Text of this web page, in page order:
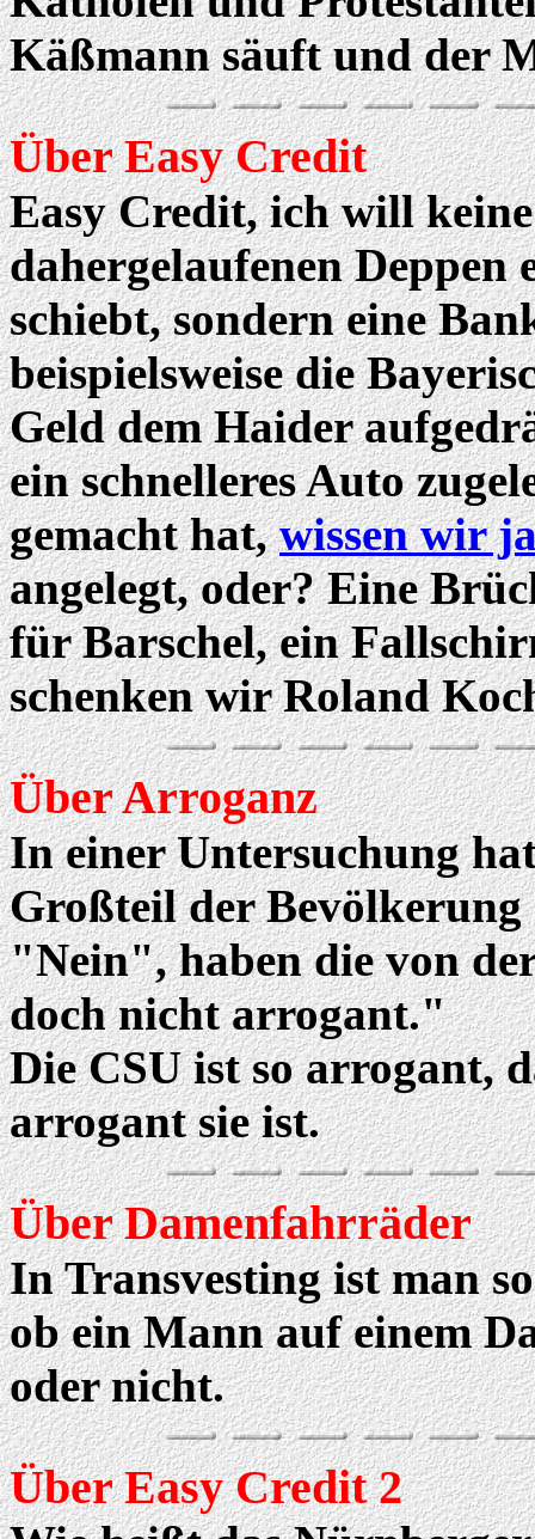
Käßmann säuft und der
Über Easy Credit
Easy Credit, ich will
dahergelaufenen
schiebt, sondern eine
beispielsweise die
Geld dem Haider
ein schnelleres Auto
gemacht hat,wissen wir
angelegt, oder? Eine
für Barschel, ein
schenken wir Roland
Über Arroganz
In einer Untersuchung
Großteil der
"Nein", haben die von
doch nicht arrogant."
Die CSU ist so arrogant,
arrogant sie ist.
Über Damenfahrräder
In Transvesting ist man
ob ein Mann auf einem
oder nicht.
Über Easy Credit 2